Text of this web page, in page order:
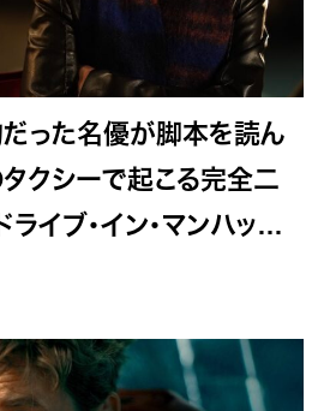
った名優が脚本を読ん
クシーで起こる完全二
イブ・イン・マンハッタ